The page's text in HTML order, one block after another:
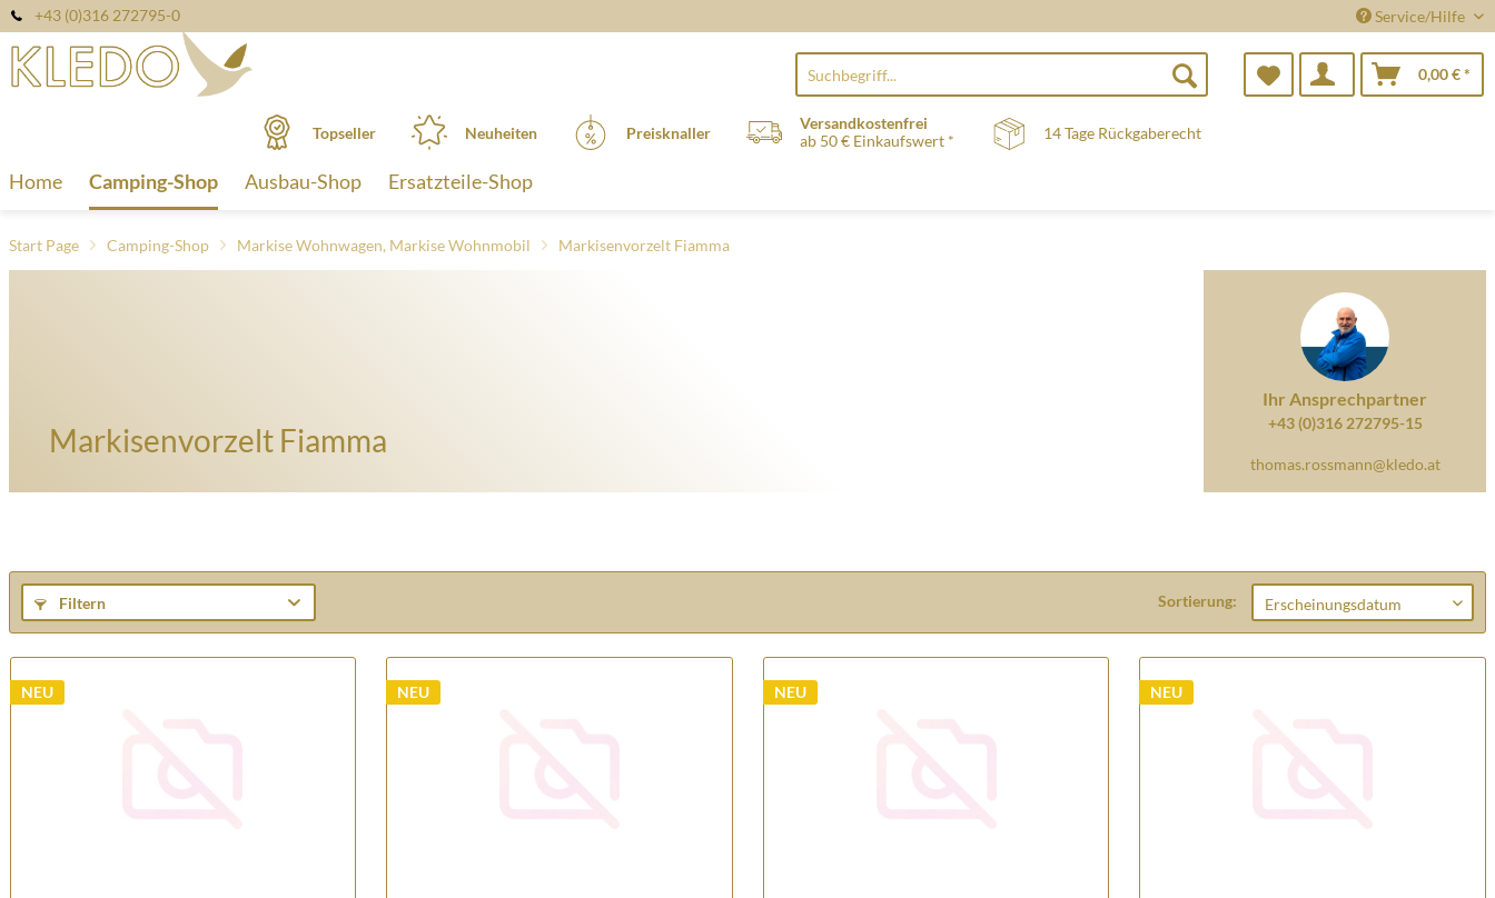
+43 (0)316 272795-0 Service/Hilfe
0,00 € *
Topseller Neuheiten Preisknaller
Versandkostenfrei
ab 50 € Einkaufswert *
14 Tage Rückgaberecht
Home Camping-Shop Ausbau-Shop Ersatzteile-Shop
Start Page Camping-Shop Markise Wohnwagen, Markise Wohnmobil Markisenvorzelt Fiamma
Markisenvorzelt Fiamma
Ihr Ansprechpartner
+43 (0)316 272795-15
thomas.rossmann@kledo.at
Filtern Sortierung:
NEU NEU NEU NEU